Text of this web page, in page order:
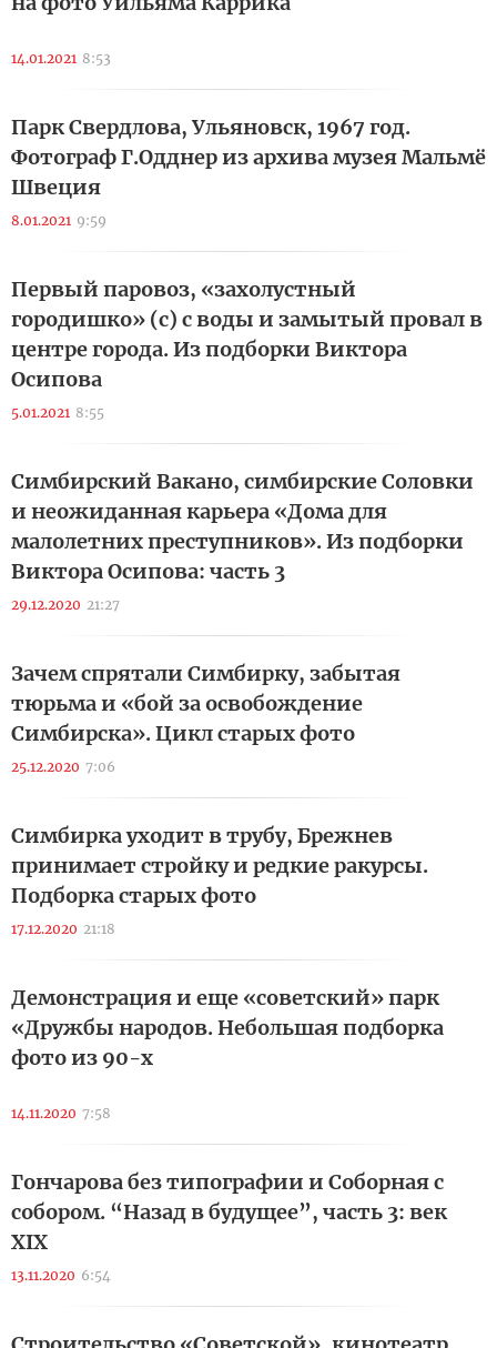
14.01.2021 8:53
Парк Свердлова, Ульяновск, 1967 год.
Фотограф Г.Одднер из архива музея Мальмё
Швеция
8.01.2021 9:59
Первый паровоз, «захолустный
городишко» (с) с воды и замытый провал в
центре города. Из подборки Виктора
Осипова
5.01.2021 8:55
Симбирский Вакано, симбирские Соловки
и неожиданная карьера «Дома для
малолетних преступников». Из подборки
Виктора Осипова: часть 3
29.12.2020 21:27
Зачем спрятали Симбирку, забытая
тюрьма и «бой за освобождение
Симбирска». Цикл старых фото
25.12.2020 7:06
Симбирка уходит в трубу, Брежнев
принимает стройку и редкие ракурсы.
Подборка старых фото
17.12.2020 21:18
Демонстрация и еще «советский» парк
«Дружбы народов. Небольшая подборка
фото из 90-х
14.11.2020 7:58
Гончарова без типографии и Соборная с
собором. “Назад в будущее”, часть 3: век
XIX
13.11.2020 6:54